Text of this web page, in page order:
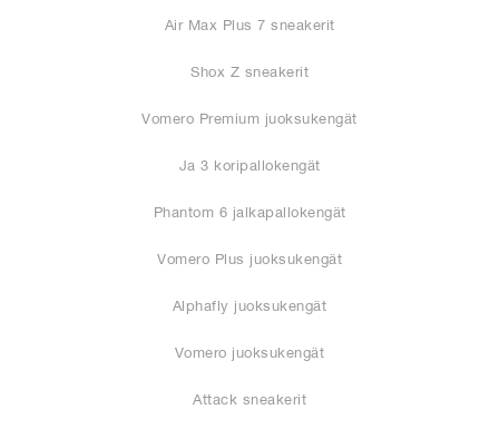
Air Max Plus 7 sneakerit
Shox Z sneakerit
Vomero Premium juoksukengät
Ja 3 koripallokengät
Phantom 6 jalkapallokengät
Vomero Plus juoksukengät
Alphafly juoksukengät
Vomero juoksukengät
Attack sneakerit